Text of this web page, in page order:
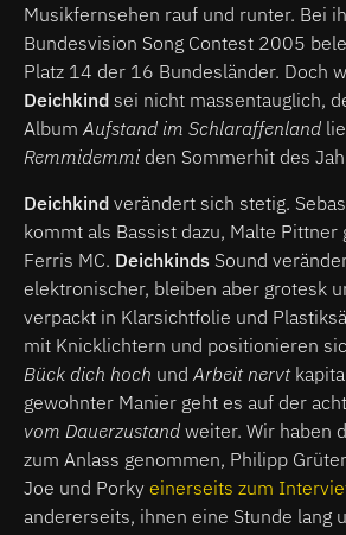
Musikfernsehen rauf und runter. Bei
Bundesvision Song Contest 2005
Platz 14 der 16 Bundesländer. Doch
Deichkind sei nicht massentauglich,
Album Aufstand im Schlaraffenland
Remmidemmi den Sommerhit des
Deichkind verändert sich stetig.
kommt als Bassist dazu, Malte
Ferris MC. Deichkinds Sound
elektronischer, bleiben aber grotesk
verpackt in Klarsichtfolie und
mit Knicklichtern und positionieren
Bück dich hoch und Arbeit nervt
gewohnter Manier geht es auf der
vom Dauerzustand weiter. Wir haben
zum Anlass genommen, Philipp
Joe und Porky einerseits zum
andererseits, ihnen eine Stunde lang